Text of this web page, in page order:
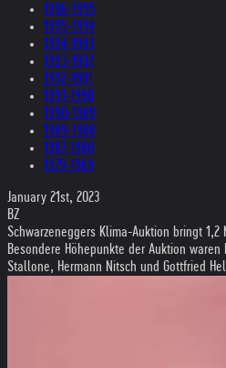
1996-1995
1995-1994
1994-1993
1993-1992
1992-1991
1991-1990
1990-1989
1989-1988
1987-1980
1979-1969
January 21st, 2023
BZ
Schwarzeneggers Klima-Auktion bringt 1,2
Besondere Höhepunkte der Auktion
Stallone, Hermann Nitsch und Gottfried